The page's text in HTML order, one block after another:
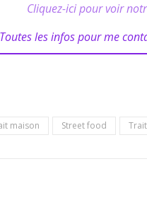
Cliquez-ici pour voir
Toutes les infos pour me
maison Street food